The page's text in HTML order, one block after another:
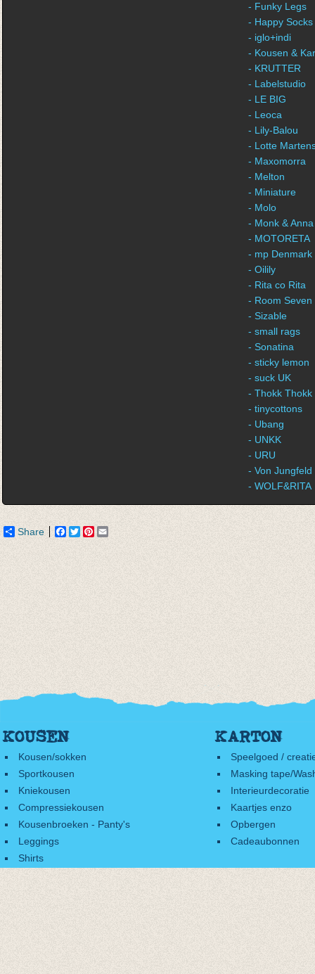
- Funky Legs
- Happy Socks
- iglo+indi
- Kousen &
- KRUTTER
- Labelstudio
- LE BIG
- Leoca
- Lily-Balou
- Lotte
- Maxomorra
- Melton
- Miniature
- Molo
- Monk & Anna
- MOTORETA
- mp Denmark
- Oilily
- Rita co Rita
- Room Seven
- Sizable
- small rags
- Sonatina
- sticky lemon
- suck UK
- Thokk Thokk
- tinycottons
- Ubang
- UNKK
- URU
- Von Jungfeld
- WOLF&RITA
Share Facebook
TwitterPinterest
KOUSEN
Kousen/sokken
Sportkousen
Kniekousen
Compressiekousen
Kousenbroeken - Panty's
Leggings
Shirts
KARTON
Speelgoed /
Masking tape/
Interieurdecoratie
Kaartjes enzo
Opbergen
Cadeaubonnen